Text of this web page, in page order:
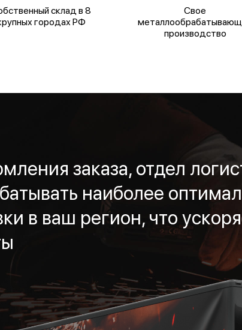
склад в 8
городах РФ
Свое
производство
заказа, отдел
наиболее
в ваш регион, что